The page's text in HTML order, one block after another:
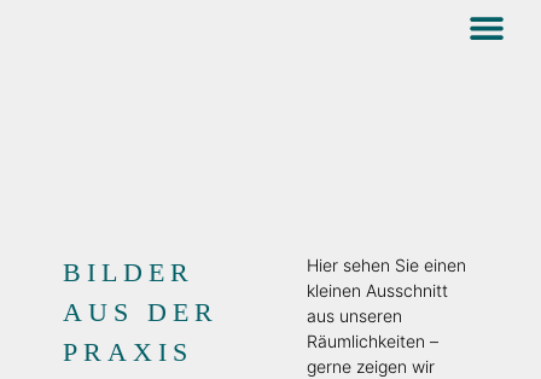
BILDER
AUS DER
PRAXIS
Hier sehen Sie einen
kleinen Ausschnitt
aus unseren
Räumlichkeiten –
gerne zeigen wir